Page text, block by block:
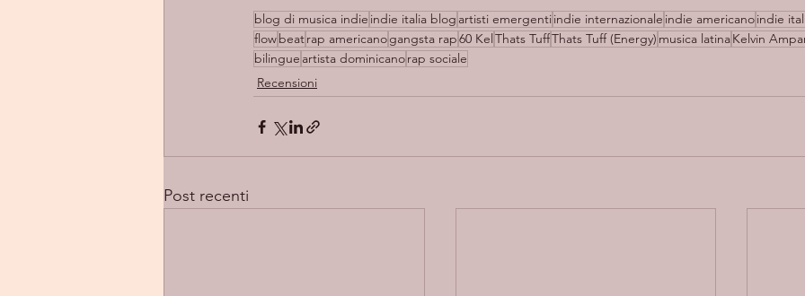
blog di musica indie indie italia blog artisti emergentiindie internazionale indie americanoindie
flowbeatrap americanogangsta rap60 KelThats TuffThats Tuff (Energy) musica latinaKelvin
bilingue artista dominicanorap sociale
Recensioni
Post recenti